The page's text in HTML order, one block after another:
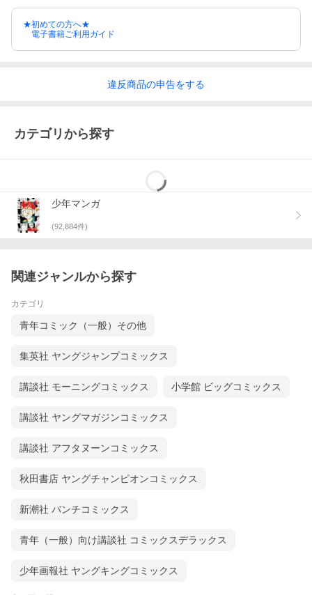
★初めての方へ★
電子書籍ご利用ガイド
違反商品の申告をする
カテゴリから探す
少年マンガ
(92,884件)
関連ジャンルから探す
カテゴリ
青年コミック（一般）その他
集英社 ヤングジャンプコミックス
講談社 モーニングコミックス 小学館 ビッグコミックス
講談社 ヤングマガジンコミックス
講談社 アフタヌーンコミックス
秋田書店 ヤングチャンピオンコミックス
新潮社 バンチコミックス
青年（一般）向け講談社 コミックスデラックス
少年画報社 ヤングキングコミックス